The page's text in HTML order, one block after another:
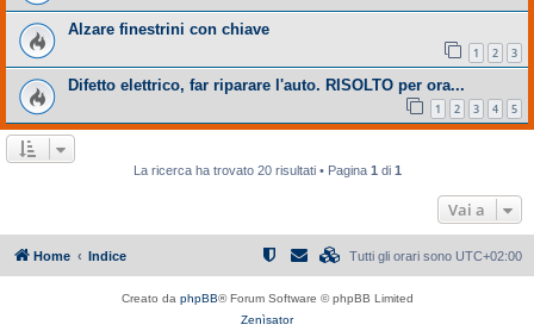
Alzare finestrini con chiave
1 2 3
Difetto elettrico, far riparare l'auto. RISOLTO per ora...
1 2 3 4 5
La ricerca ha trovato 20 risultati • Pagina 1 di 1
Vai a
Home Indice Tutti gli orari sono UTC+02:00
Creato da phpBB® Forum Software © phpBB Limited
Zenìsator